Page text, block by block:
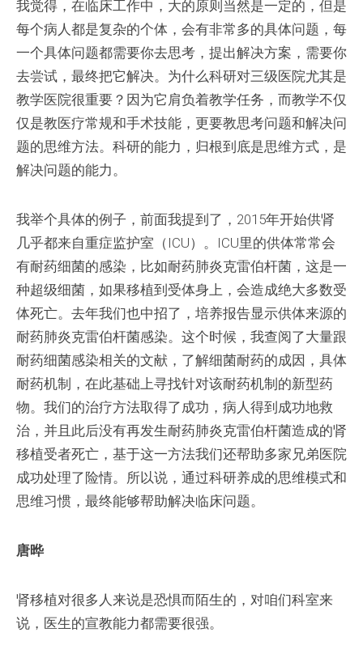
我觉得，在临床工作中，大的原则当然是一定的，但是
每个病人都是复杂的个体，会有非常多的具体问题，每
一个具体问题都需要你去思考，提出解决方案，需要你
去尝试，最终把它解决。为什么科研对三级医院尤其是
教学医院很重要？因为它肩负着教学任务，而教学不仅
仅是教医疗常规和手术技能，更要教思考问题和解决问
题的思维方法。科研的能力，归根到底是思维方式，是
解决问题的能力。
我举个具体的例子，前面我提到了，2015年开始供肾
几乎都来自重症监护室（ICU）。ICU里的供体常常会
有耐药细菌的感染，比如耐药肺炎克雷伯杆菌，这是一
种超级细菌，如果移植到受体身上，会造成绝大多数受
体死亡。去年我们也中招了，培养报告显示供体来源的
耐药肺炎克雷伯杆菌感染。这个时候，我查阅了大量跟
耐药细菌感染相关的文献，了解细菌耐药的成因，具体
耐药机制，在此基础上寻找针对该耐药机制的新型药
物。我们的治疗方法取得了成功，病人得到成功地救
治，并且此后没有再发生耐药肺炎克雷伯杆菌造成的肾
移植受者死亡，基于这一方法我们还帮助多家兄弟医院
成功处理了险情。所以说，通过科研养成的思维模式和
思维习惯，最终能够帮助解决临床问题。
唐晔
肾移植对很多人来说是恐惧而陌生的，对咱们科室来
说，医生的宣教能力都需要很强。